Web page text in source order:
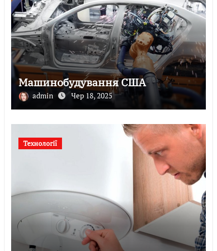
Машинобудування США
admin Чер 18, 2025
Технології